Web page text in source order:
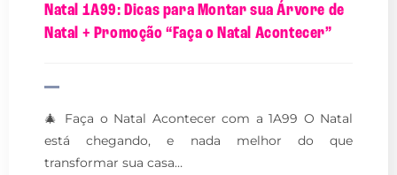
Natal 1A99: Dicas para Montar sua Árvore de
Natal + Promoção “Faça o Natal Acontecer”
🎄 Faça o Natal Acontecer com a 1A99 O Natal
está chegando, e nada melhor do que
transformar sua casa…